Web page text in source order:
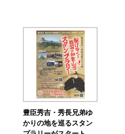
豊臣秀吉・秀長兄弟ゆ
かりの地を巡るスタン